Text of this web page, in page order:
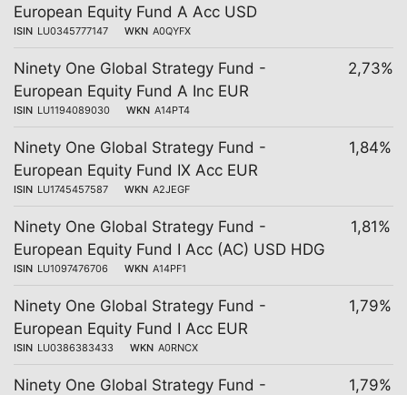
European Equity Fund A Acc USD
ISIN LU0345777147 WKN A0QYFX
Ninety One Global Strategy Fund -
European Equity Fund A Inc EUR
ISIN LU1194089030 WKN A14PT4
2,73%
Ninety One Global Strategy Fund -
European Equity Fund IX Acc EUR
ISIN LU1745457587 WKN A2JEGF
1,84%
Ninety One Global Strategy Fund -
European Equity Fund I Acc (AC) USD HDG
ISIN LU1097476706 WKN A14PF1
1,81%
Ninety One Global Strategy Fund -
European Equity Fund I Acc EUR
ISIN LU0386383433 WKN A0RNCX
1,79%
Ninety One Global Strategy Fund - 1,79%